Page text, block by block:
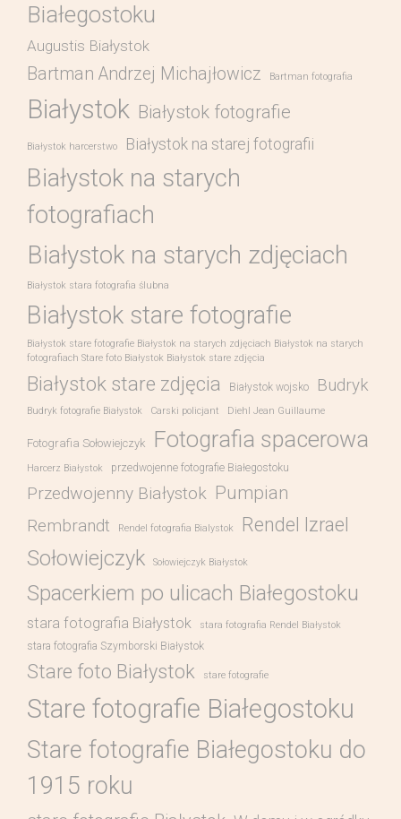
Białegostoku
Augustis Białystok
Bartman Andrzej Michajłowicz Bartman fotografia
Białystok Białystok fotografie
Białystok harcerstwo Białystok na starej fotografii
Białystok na starych
fotografiach
Białystok na starych zdjęciach
Białystok stara fotografia ślubna
Białystok stare fotografie
Białystok stare fotografie Białystok na starych zdjęciach Białystok na starych
fotografiach Stare foto Białystok Białystok stare zdjęcia
Białystok stare zdjęcia Białystok wojsko Budryk
Budryk fotografie Białystok Carski policjant Diehl Jean Guillaume
Fotografia Sołowiejczyk Fotografia spacerowa
Harcerz Białystok przedwojenne fotografie Białegostoku
Przedwojenny Białystok Pumpian
Rembrandt Rendel fotografia Bialystok Rendel Izrael
Sołowiejczyk Sołowiejczyk Białystok
Spacerkiem po ulicach Białegostoku
stara fotografia Białystok stara fotografia Rendel Białystok
stara fotografia Szymborski Białystok
Stare foto Białystok stare fotografie
Stare fotografie Białegostoku
Stare fotografie Białegostoku do
1915 roku